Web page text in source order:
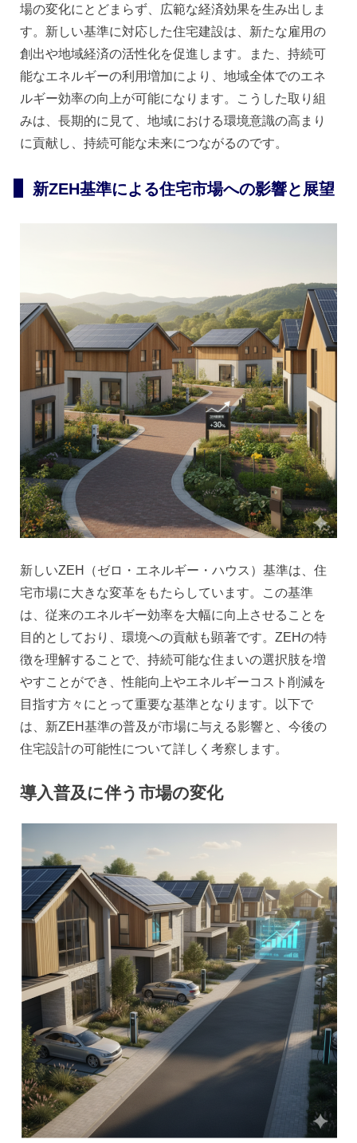
場の変化にとどまらず、広範な経済効果を生み出しま
す。新しい基準に対応した住宅建設は、新たな雇用の
創出や地域経済の活性化を促進します。また、持続可
能なエネルギーの利用増加により、地域全体でのエネ
ルギー効率の向上が可能になります。こうした取り組
みは、長期的に見て、地域における環境意識の高まり
に貢献し、持続可能な未来につながるのです。
新ZEH基準による住宅市場への影響と展望
新しいZEH（ゼロ・エネルギー・ハウス）基準は、住
宅市場に大きな変革をもたらしています。この基準
は、従来のエネルギー効率を大幅に向上させることを
目的としており、環境への貢献も顕著です。ZEHの特
徴を理解することで、持続可能な住まいの選択肢を増
やすことができ、性能向上やエネルギーコスト削減を
目指す方々にとって重要な基準となります。以下で
は、新ZEH基準の普及が市場に与える影響と、今後の
住宅設計の可能性について詳しく考察します。
導入普及に伴う市場の変化